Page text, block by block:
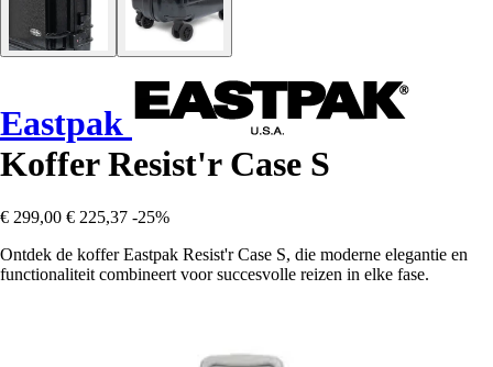
Eastpak
Koffer Resist'r Case S
€ 299,00 € 225,37 -25%
Ontdek de koffer Eastpak Resist'r Case S, die moderne elegantie en
functionaliteit combineert voor succesvolle reizen in elke fase.